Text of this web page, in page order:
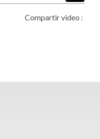
Compartir video :